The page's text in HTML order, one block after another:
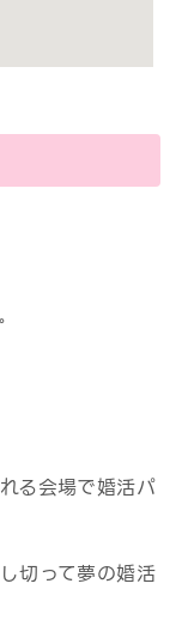
る会場で婚活パ
切って夢の婚活